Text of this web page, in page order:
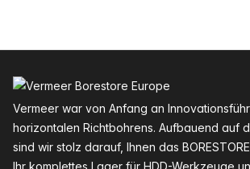
Vermeer war von Anfang an
horizontalen Richtbohrens. Aufbauend auf
sind wir stolz darauf, Ihnen das
Ihr komplettes Lager für HDD-Werkzeuge